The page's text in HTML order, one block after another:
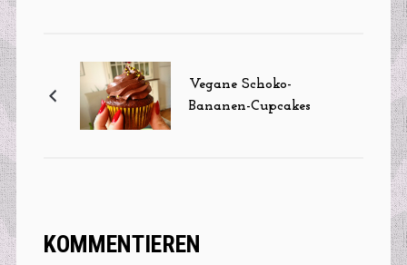
Vegane Schoko-
Bananen-Cupcakes
KOMMENTIEREN